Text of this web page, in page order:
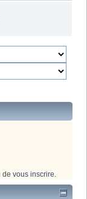
de vous inscrire.